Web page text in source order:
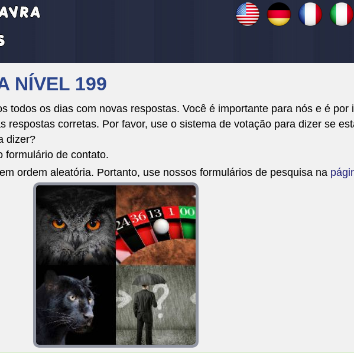
NÍVEL 199
todos os dias com novas respostas. Você é importante para nós e é por
respostas corretas. Por favor, use o sistema de votação para dizer se
dizer?
formulário de contato.
ordem aleatória. Portanto, use nossos formulários de pesquisa na